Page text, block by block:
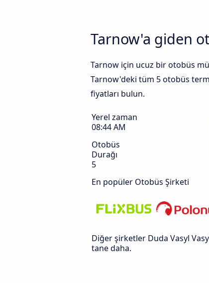
Tarnow'a giden
Tarnow için ucuz bir otobüs mü
Tarnow'deki tüm 5 otobüs
fiyatları bulun.
Yerel zaman
08:44 AM
Otobüs
Durağı
5
En popüler Otobüs Şirketi
Diğer şirketler Duda Vasyl
tane daha.